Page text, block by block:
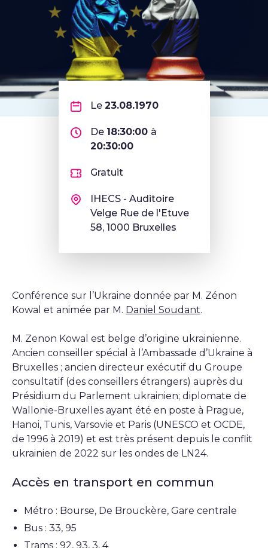
Le 23.08.1970
De 18:30:00 à
20:30:00
Gratuit
IHECS - Auditoire
Velge Rue de l'Etuve
58, 1000 Bruxelles
Conférence sur l’Ukraine donnée par M. Zénon
Kowal et animée par M. Daniel Soudant.
M. Zenon Kowal est belge d’origine ukrainienne.
Ancien conseiller spécial à l’Ambassade d’Ukraine à
Bruxelles ; ancien directeur exécutif du Groupe
consultatif (des conseillers étrangers) auprès du
Présidium du Parlement ukrainien; diplomate de
Wallonie-Bruxelles ayant été en poste à Prague,
Hanoi, Tunis, Varsovie et Paris (UNESCO et OCDE,
de 1996 à 2019) et est très présent depuis le conflit
ukrainien de 2022 sur les ondes de LN24.
Accès en transport en commun
Métro : Bourse, De Brouckère, Gare centrale
Bus : 33, 95
Trams : 92, 93, 3, 4